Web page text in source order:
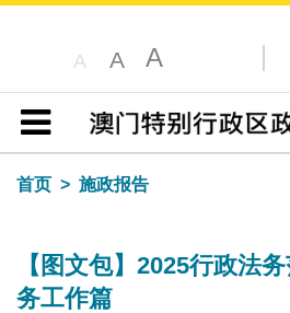
A A A
目录
首页
施政报告
【图文包】2025行政法
务工作篇